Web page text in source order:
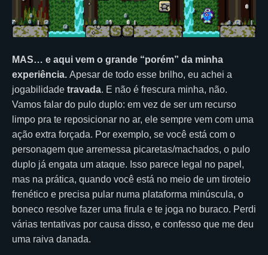
MAS… e aqui vem o grande “porém” da minha
experiência. Apesar de todo esse brilho, eu achei a
jogabilidade travada. E não é frescura minha, não.
Vamos falar do pulo duplo: em vez de ser um recurso
limpo pra te reposicionar no ar, ele sempre vem com uma
ação extra forçada. Por exemplo, se você está com o
personagem que arremessa picaretas/machados, o pulo
duplo já engata um ataque. Isso parece legal no papel,
mas na prática, quando você está no meio de um tiroteio
frenético e precisa pular numa plataforma minúscula, o
boneco resolve fazer uma firula e te joga no buraco. Perdi
várias tentativas por causa disso, e confesso que me deu
uma raiva danada.